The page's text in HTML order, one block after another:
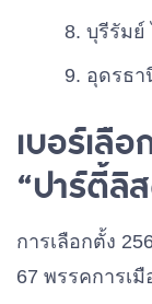
บุรีรัมย์
อุดรธา
เบอร์เลื
“ปาร์ตี้ลิ
การเลือกตั้ง
67 พรรคการเมื